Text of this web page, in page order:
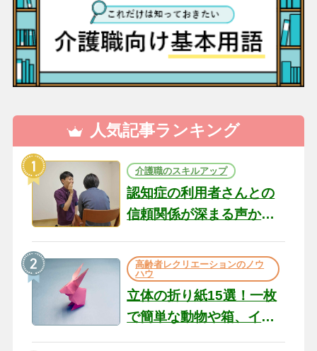
人気記事ランキング
介護職のスキルアップ
認知症の利用者さんとの
信頼関係が深まる声かけ
の現場から（22）
高齢者レクリエーションのノウ
ハウ
立体の折り紙15選！一枚
で簡単な動物や箱、イン